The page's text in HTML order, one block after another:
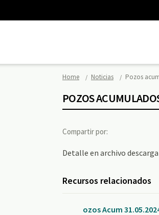
Home Noticias Pozos
POZOS
Compartir por:
Detalle en archivo
Recursos relacionados
ozos Acum